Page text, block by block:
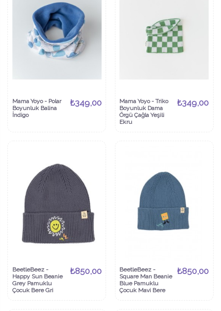
Mama Yoyo - Polar
Boyunluk Balina
İndigo
₺349,00
Mama Yoyo - Triko
Boyunluk Dama
Örgü Çağla Yeşili
Ekru
₺349,00
BeetleBeez -
Happy Sun Beanie
Grey Pamuklu
Çocuk Bere Gri
₺850,00
BeetleBeez -
Square Man Beanie
Blue Pamuklu
Çocuk Mavi Bere
₺850,00